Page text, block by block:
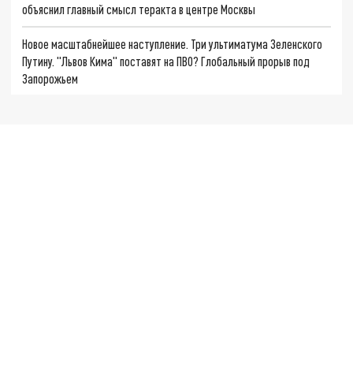
объяснил главный смысл теракта в центре Москвы
Новое масштабнейшее наступление. Три ультиматума Зеленского
Путину. "Львов Кима" поставят на ПВО? Глобальный прорыв под
Запорожьем